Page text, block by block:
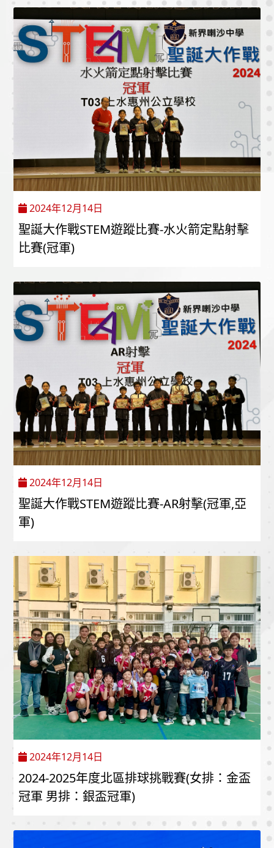
2024年12月14日
聖誕大作戰STEM遊蹤比賽-水火箭定點射擊
比賽(冠軍)
2024年12月14日
聖誕大作戰STEM遊蹤比賽-AR射擊(冠軍,亞
軍)
2024年12月14日
2024-2025年度北區排球挑戰賽(女排：金盃
冠軍 男排：銀盃冠軍)